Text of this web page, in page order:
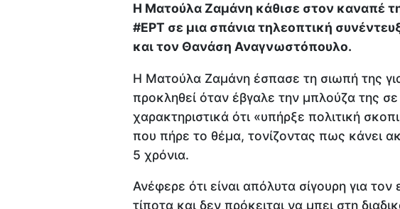
Η Ματούλα Ζαμάνη κάθισε στον καναπέ
#ΕΡΤ σε μια σπάνια τηλεοπτική
και τον Θανάση Αναγνωστόπουλο.
Η Ματούλα Ζαμάνη έσπασε τη σιωπή της
προκληθεί όταν έβγαλε την μπλούζα της
χαρακτηριστικά ότι «υπήρξε πολιτική
που πήρε το θέμα, τονίζοντας πως κάνει
5 χρόνια.
Ανέφερε ότι είναι απόλυτα σίγουρη για
τίποτα και δεν πρόκειται να μπει στη